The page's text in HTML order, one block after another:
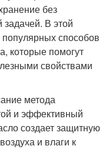
без
В этой
способов
которые помогут
свойствами
метода
и эффективный
создает защитную
и влаги к